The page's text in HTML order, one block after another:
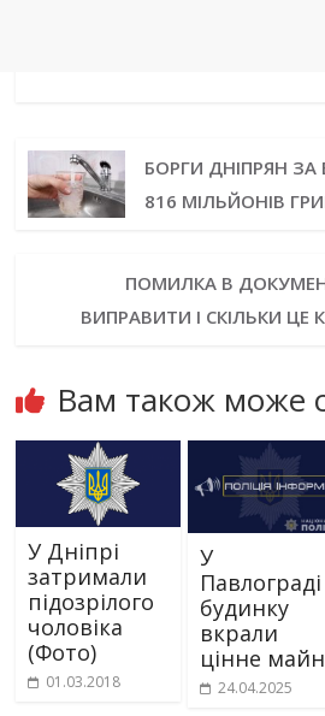
БОРГИ ДНІПРЯН
816 МІЛЬЙОНІВ
ПОМИЛКА В
ВИПРАВИТИ І СКІЛЬКИ ЦЕ
Вам також може
У Дніпрі
затримали
підозрілого
чоловіка
(Фото)
01.03.2018
У
Павлограді
будинку
вкрали
цінне
24.04.2025